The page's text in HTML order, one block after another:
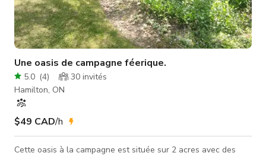
Une oasis de campagne féerique.
5.0 (4) 30 invités
Hamilton, ON
$49 CAD/h
Cette oasis à la campagne est située sur 2 acres avec des